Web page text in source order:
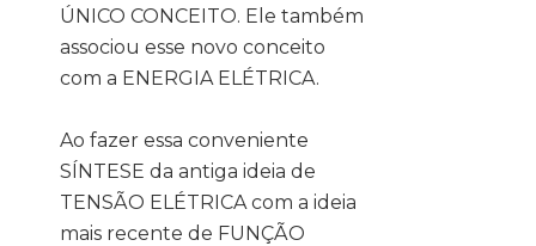
ÚNICO CONCEITO. Ele também
associou esse novo conceito
com a ENERGIA ELÉTRICA.
Ao fazer essa conveniente
SÍNTESE da antiga ideia de
TENSÃO ELÉTRICA com a ideia
mais recente de FUNÇÃO